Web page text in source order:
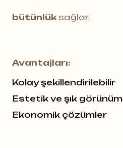
bütünlük sağlar.
Avantajları:
Kolay şekillendirilebilir
Estetik ve şık görünüm
Ekonomik çözümler